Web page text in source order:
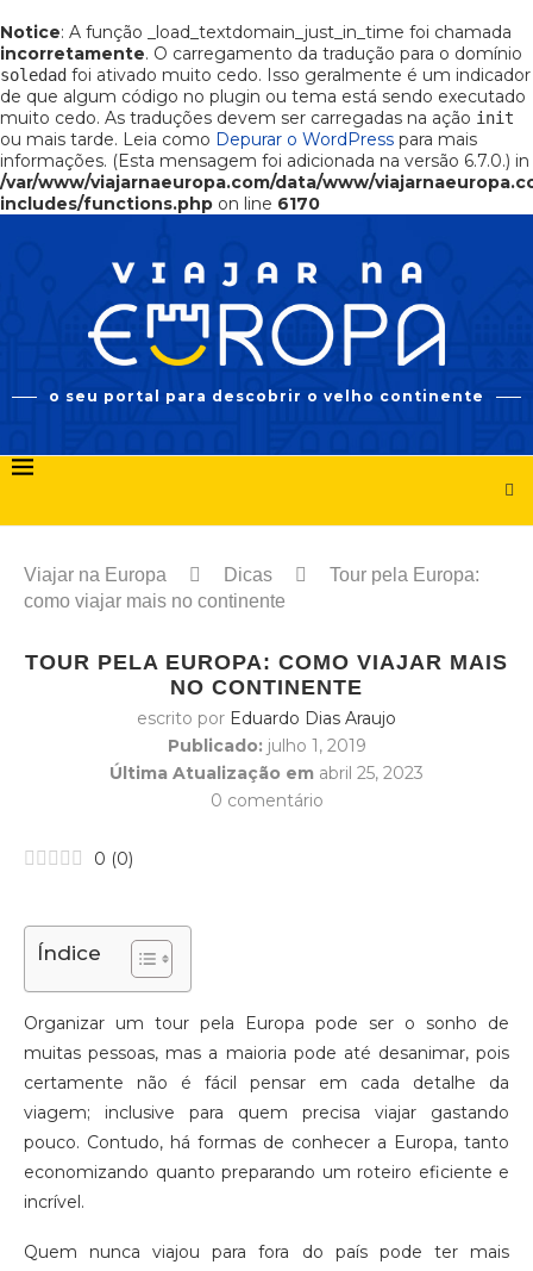
Notice: A função _load_textdomain_just_in_time foi chamada
incorretamente. O carregamento da tradução para o domínio
soledad foi ativado muito cedo. Isso geralmente é um indicador
de que algum código no plugin ou tema está sendo executado
muito cedo. As traduções devem ser carregadas na ação init
ou mais tarde. Leia como Depurar o WordPress para mais
informações. (Esta mensagem foi adicionada na versão 6.7.0.) in
/var/www/viajarnaeuropa.com/data/www/
includes/functions.php on line 6170
o seu portal para descobrir o velho continente
Viajar na Europa Dicas
Tour pela Europa:
como viajar mais no continente
TOUR PELA EUROPA: COMO VIAJAR MAIS
NO CONTINENTE
escrito por Eduardo Dias Araujo
Publicado: julho 1, 2019
Última Atualização em abril 25, 2023
0 comentário
0 (0)
Índice
Organizar um tour pela Europa pode ser o sonho de
muitas pessoas, mas a maioria pode até desanimar, pois
certamente não é fácil pensar em cada detalhe da
viagem; inclusive para quem precisa viajar gastando
pouco. Contudo, há formas de conhecer a Europa, tanto
economizando quanto preparando um roteiro eficiente e
incrível.
Quem nunca viajou para fora do país pode ter mais